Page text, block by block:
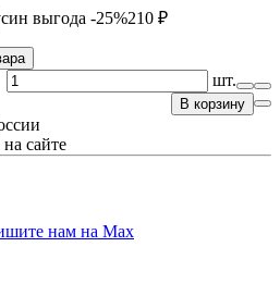
выгода -25%210 ₽
шт.
В корзину
сайте
нам на Max